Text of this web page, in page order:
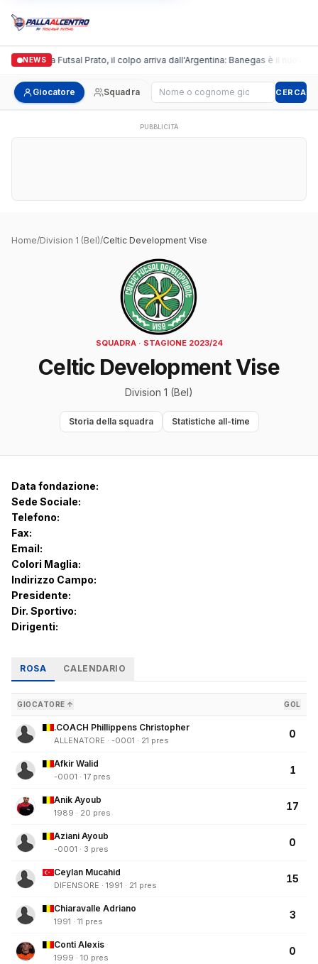
NEWS
Italgronda Futsal Prato, il colpo arriva dall'Argentina: Banegas è il nuovo
Giocatore Squadra Cerca giocatore CERCA
PUBBLICITÀ
Home/Division 1 (Bel)/Celtic Development Vise
SQUADRA · STAGIONE 2023/24
Celtic Development Vise
Division 1 (Bel)
Storia della squadra Statistiche all-time
Data fondazione:
Sede Sociale:
Telefono:
Fax:
Email:
Colori Maglia:
Indirizzo Campo:
Presidente:
Dir. Sportivo:
Dirigenti:
ROSA CALENDARIO
GIOCATORE ↑ GOL
.COACH Phillippens Christopher
ALLENATORE · -0001 · 21 pres
0
Afkir Walid
-0001 · 17 pres
1
Anik Ayoub
1989 · 20 pres
17
Aziani Ayoub
-0001 · 3 pres
0
Ceylan Mucahid
DIFENSORE · 1991 · 21 pres
15
Chiaravalle Adriano
1991 · 11 pres
3
Conti Alexis
1999 · 10 pres
0